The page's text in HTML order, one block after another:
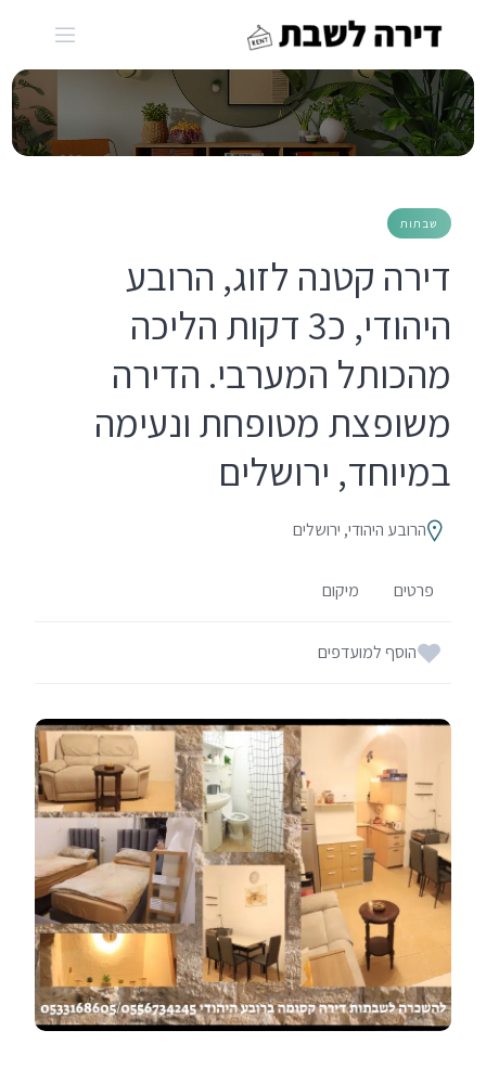
שבתות
דירה קטנה לזוג, הרובע
היהודי, כ3 דקות הליכה
מהכותל המערבי. הדירה
משופצת מטופחת ונעימה
במיוחד, ירושלים
הרובע היהודי, ירושלים
פרטים מיקום
הוסף למועדפים